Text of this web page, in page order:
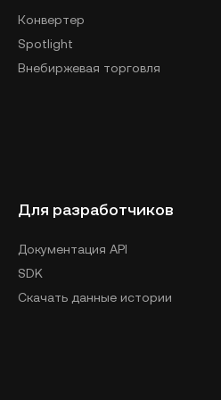
Конвертер
Spotlight
Внебиржевая торговля
Для разработчиков
Документация API
SDK
Скачать данные истории